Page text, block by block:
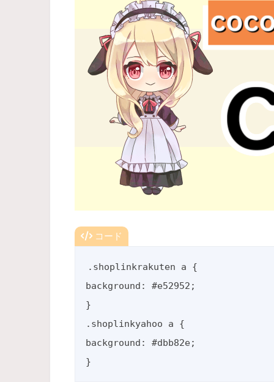
コード
.shoplinkrakuten a {
background: #e52952;
}
.shoplinkyahoo a {
background: #dbb82e;
}